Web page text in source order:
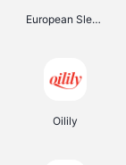
European Sleeper
Oilily